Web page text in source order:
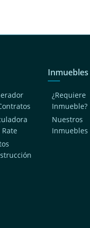
Rate
Inmuebles
¿Requiere
Inmueble?
Nuestros
Inmuebles